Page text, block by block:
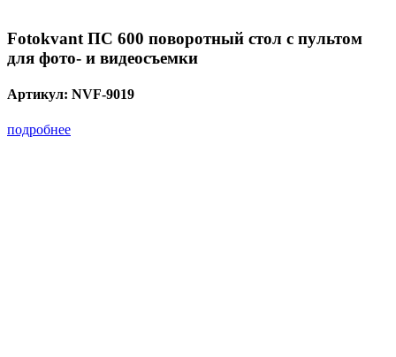
Fotokvant ПС 600 поворотный стол с пультом
для фото- и видеосъемки
Артикул: NVF-9019
подробнее